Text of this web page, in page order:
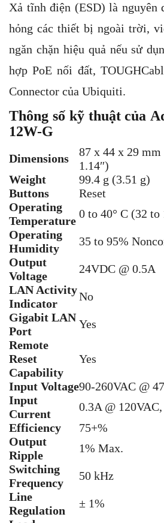
Xả tĩnh điện (ESD) là nguyên
hỏng các thiết bị ngoài trời,
ngăn chặn hiệu quả nếu sử
hợp PoE nối đất,
Connector của Ubiquiti.
Thông số kỹ thuật của
12W-G
Dimensions
87 x 44 x 29
1.14″)
Weight
99.4 g (3.51 g)
Buttons
Reset
Operating
Temperature
0 to 40° C (32 to
Operating
Humidity
35 to 95%
Output
Voltage
24VDC @ 0.5A
LAN Activity
Indicator
No
Gigabit LAN
Port
Yes
Remote
Reset
Capability
Yes
Input Voltage90-260VAC @
Input
Current
0.3A @
Efficiency
75+%
Output
Ripple
1% Max.
Switching
Frequency
50 kHz
Line
Regulation
± 1%